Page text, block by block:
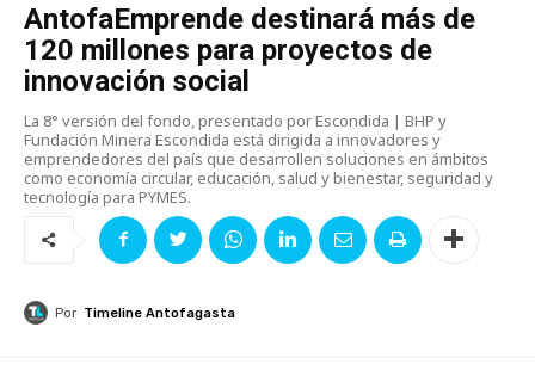
AntofaEmprende destinará más de
120 millones para proyectos de
innovación social
La 8° versión del fondo, presentado por Escondida | BHP y
Fundación Minera Escondida está dirigida a innovadores y
emprendedores del país que desarrollen soluciones en ámbitos
como economía circular, educación, salud y bienestar, seguridad y
tecnología para PYMES.
Por Timeline Antofagasta